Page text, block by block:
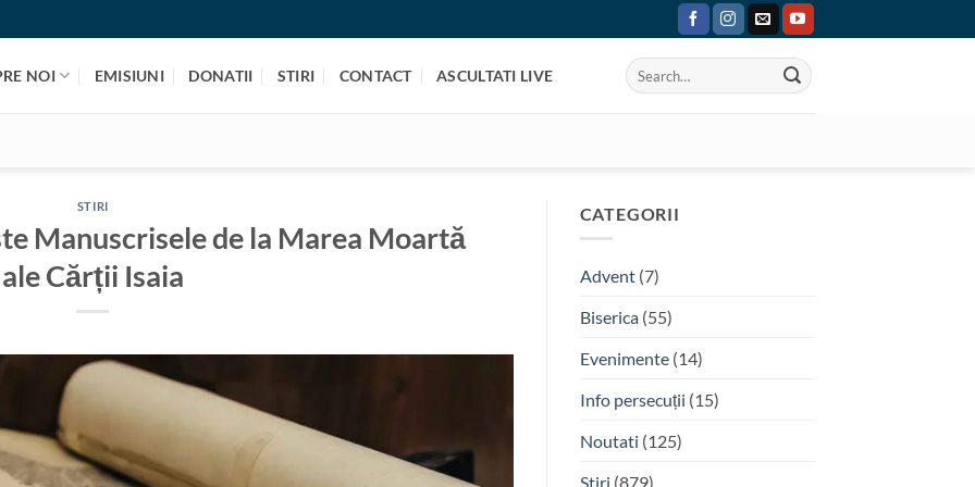
NOI EMISIUNI DONATII STIRI CONTACT ASCULTATI LIVE
STIRI
Manuscrisele de la Marea Moartă
ale Cărții Isaia
CATEGORII
Advent(7)
Biserica(55)
Evenimente(14)
Info persecuții (15)
Noutati (125)
Stiri (879)